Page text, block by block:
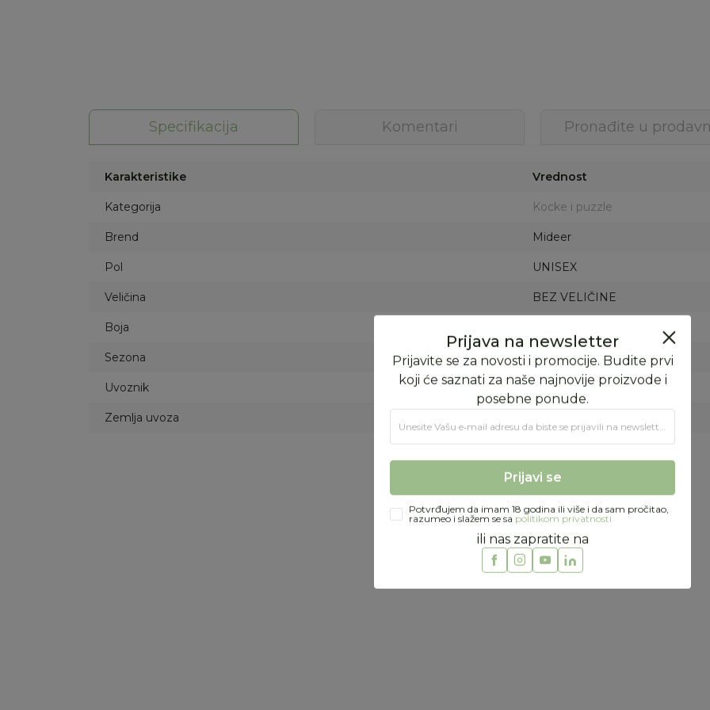
Specifikacija Komentari Pronađite u
Karakteristike Vrednost
Kategorija Kocke i puzzle
Brend Mideer
Pol UNISEX
Veličina BEZ VELIČINE
Boja
Sezona BASIC
Uvoznik Minimals d.o.o.
Zemlja uvoza
Preporučeno
Prijava na newsletter
Prijavite se za novosti i promocije. Budite prvi
posebne ponude.
Prijavi se
razumeo i slažem se sapolitikom privatnosti